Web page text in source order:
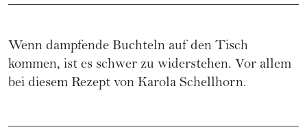
Wenn dampfende Buchteln auf den Tisch
kommen, ist es schwer zu widerstehen. Vor allem
bei diesem Rezept von Karola Schellhorn.